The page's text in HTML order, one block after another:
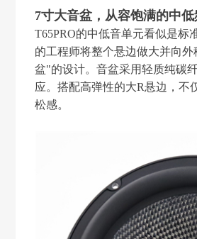
7寸大音盆，从容饱满的中低
T65PRO的中低音单元看似是标
的工程师将整个悬边做大并向
盆"的设计。音盆采用轻质纯碳
应。搭配高弹性的大R悬边，不
松感。